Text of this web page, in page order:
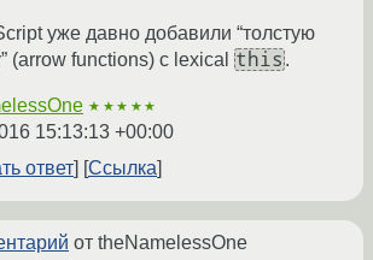
уже давно добавили “толстую
(arrow functions) с lexical this .
★★★★★
15:13:13 +00:00
ответ
Ссылка
от theNamelessOne